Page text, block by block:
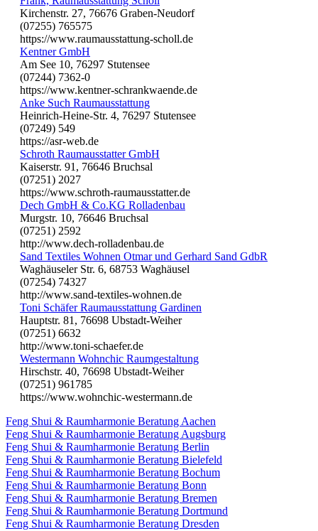
Kirchenstr. 27, 76676 Graben-Neudorf
(07255) 765575
https://www.raumausstattung-scholl.de
Kentner GmbH
Am See 10, 76297 Stutensee
(07244) 7362-0
https://www.kentner-schrankwaende.de
Anke Such Raumausstattung
Heinrich-Heine-Str. 4, 76297 Stutensee
(07249) 549
https://asr-web.de
Schroth Raumausstatter GmbH
Kaiserstr. 91, 76646 Bruchsal
(07251) 2027
https://www.schroth-raumausstatter.de
Dech GmbH & Co.KG Rolladenbau
Murgstr. 10, 76646 Bruchsal
(07251) 2592
http://www.dech-rolladenbau.de
Sand Textiles Wohnen Otmar und Gerhard Sand GdbR
Waghäuseler Str. 6, 68753 Waghäusel
(07254) 74327
http://www.sand-textiles-wohnen.de
Toni Schäfer Raumausstattung Gardinen
Hauptstr. 81, 76698 Ubstadt-Weiher
(07251) 6632
http://www.toni-schaefer.de
Westermann Wohnchic Raumgestaltung
Hirschstr. 40, 76698 Ubstadt-Weiher
(07251) 961785
https://www.wohnchic-westermann.de
Feng Shui & Raumharmonie Beratung Aachen
Feng Shui & Raumharmonie Beratung Augsburg
Feng Shui & Raumharmonie Beratung Berlin
Feng Shui & Raumharmonie Beratung Bielefeld
Feng Shui & Raumharmonie Beratung Bochum
Feng Shui & Raumharmonie Beratung Bonn
Feng Shui & Raumharmonie Beratung Bremen
Feng Shui & Raumharmonie Beratung Dortmund
Feng Shui & Raumharmonie Beratung Dresden